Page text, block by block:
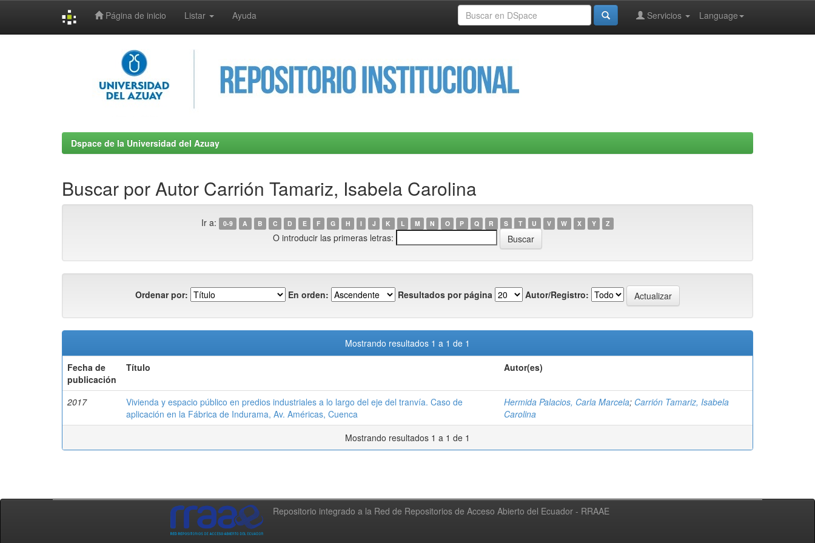
Página de inicio Listar Ayuda Language
Servicios
Dspace de la Universidad del Azuay
Buscar por Autor Carrión Tamariz, Isabela Carolina
Ir a: 0-9 A B C D E F G H I J K L M N O P Q R S T U V W X Y Z
O introducir las primeras letras:
Ordenar por: En orden: Resultados por página Autor/Registro:
Mostrando resultados 1 a 1 de 1
Fecha de
publicación
Título Autor(es)
2017
Vivienda y espacio público en predios industriales a lo largo del eje del tranvía. Caso de
aplicación en la Fábrica de Indurama, Av. Américas, Cuenca
Hermida Palacios, Carla Marcela; Carrión Tamariz, Isabela
Carolina
Mostrando resultados 1 a 1 de 1
Repositorio integrado a la Red de Repositorios de Acceso Abierto del Ecuador - RRAAE